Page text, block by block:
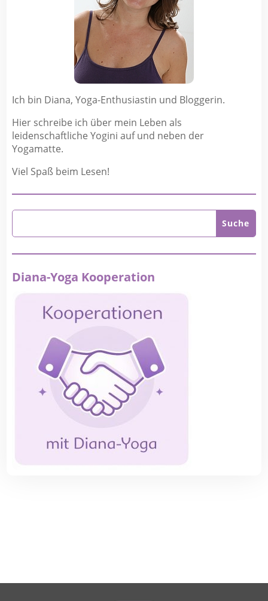
Ich bin Diana, Yoga-Enthusiastin und Bloggerin.
Hier schreibe ich über mein Leben als
leidenschaftliche Yogini auf und neben der
Yogamatte.
Viel Spaß beim Lesen!
Diana-Yoga Kooperation